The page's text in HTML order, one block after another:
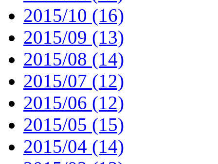
2015/10 (16)
2015/09 (13)
2015/08 (14)
2015/07 (12)
2015/06 (12)
2015/05 (15)
2015/04 (14)